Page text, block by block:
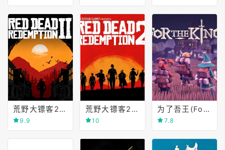
荒野大镖客2(Red Dead Redemption 2)
9.9
荒野大镖客2(Red Dead Redemption 2)
10
为了吾王(For The King)
7.8